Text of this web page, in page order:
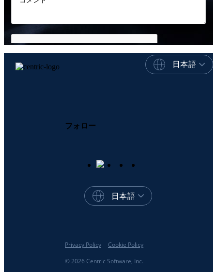
日本語
フォロー
日本語
© 2026 Centric Software, Inc.
Privacy Policy Cookie Policy